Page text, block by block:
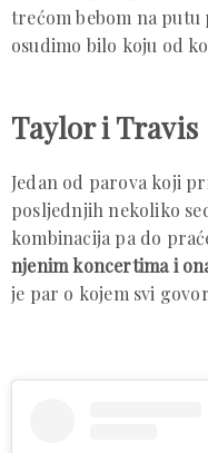
trećom bebom na putu
osudimo bilo koju od
Taylor i Travis
Jedan od parova koji
posljednjih nekoliko
kombinacija pa do
njenim koncertima i
je par o kojem svi